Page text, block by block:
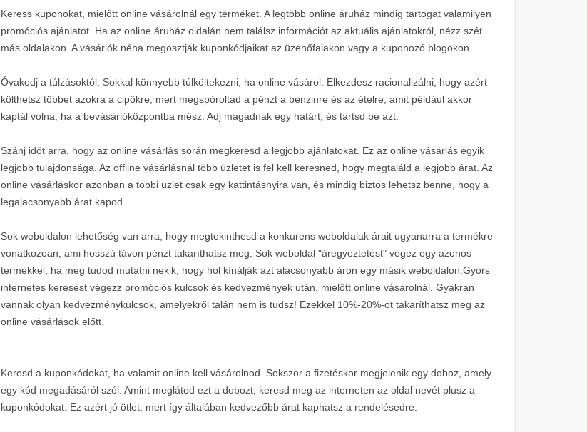
Keress kuponokat, mielőtt online vásárolnál egy terméket. A legtöbb online áruház mindig tartogat valamilyen
promóciós ajánlatot. Ha az online áruház oldalán nem találsz információt az aktuális ajánlatokról, nézz szét
más oldalakon. A vásárlók néha megosztják kuponkódjaikat az üzenőfalakon vagy a kuponozó blogokon.
Óvakodj a túlzásoktól. Sokkal könnyebb túlköltekezni, ha online vásárol. Elkezdesz racionalizálni, hogy azért
költhetsz többet azokra a cipőkre, mert megspóroltad a pénzt a benzinre és az ételre, amit például akkor
kaptál volna, ha a bevásárlóközpontba mész. Adj magadnak egy határt, és tartsd be azt.
Szánj időt arra, hogy az online vásárlás során megkeresd a legjobb ajánlatokat. Ez az online vásárlás egyik
legjobb tulajdonsága. Az offline vásárlásnál több üzletet is fel kell keresned, hogy megtaláld a legjobb árat. Az
online vásárláskor azonban a többi üzlet csak egy kattintásnyira van, és mindig biztos lehetsz benne, hogy a
legalacsonyabb árat kapod.
Sok weboldalon lehetőség van arra, hogy megtekinthesd a konkurens weboldalak árait ugyanarra a termékre
vonatkozóan, ami hosszú távon pénzt takaríthatsz meg. Sok weboldal "áregyeztetést" végez egy azonos
termékkel, ha meg tudod mutatni nekik, hogy hol kínálják azt alacsonyabb áron egy másik weboldalon.Gyors
internetes keresést végezz promóciós kulcsok és kedvezmények után, mielőtt online vásárolnál. Gyakran
vannak olyan kedvezménykulcsok, amelyekről talán nem is tudsz! Ezekkel 10%-20%-ot takaríthatsz meg az
online vásárlások előtt.
Keresd a kuponkódokat, ha valamit online kell vásárolnod. Sokszor a fizetéskor megjelenik egy doboz, amely
egy kód megadásáról szól. Amint meglátod ezt a dobozt, keresd meg az interneten az oldal nevét plusz a
kuponkódokat. Ez azért jó ötlet, mert így általában kedvezőbb árat kaphatsz a rendelésedre.